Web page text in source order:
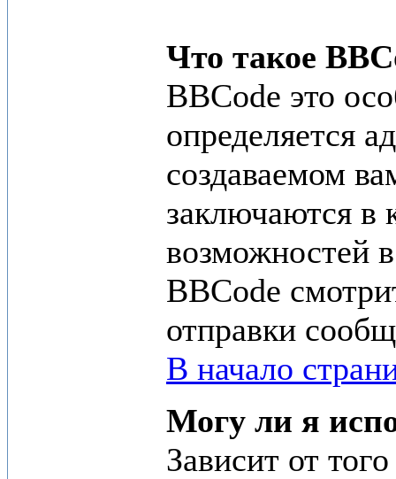
Что такое
BBCode это
определяется
создаваемом
заключаются в
возможностей
BBCode
отправки
В начало
Могу ли я
Зависит от